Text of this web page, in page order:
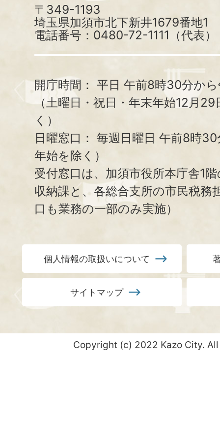
〒349-1193
埼玉県加須市北下新井1679番地1
電話番号：0480-72-1111（代表）
開庁時間： 平日 午前8時30分か
（土曜日・祝日・年末年始12月
く）
日曜窓口： 毎週日曜日 午前8時
年始を除く）
受付窓口は、加須市役所本庁舎1
収納課と、 各総合支所の市民税務
口も業務の一部のみ実施）
個人情報の取扱いについて
サイトマップ
Copyright (c) 2022 Kazo City.